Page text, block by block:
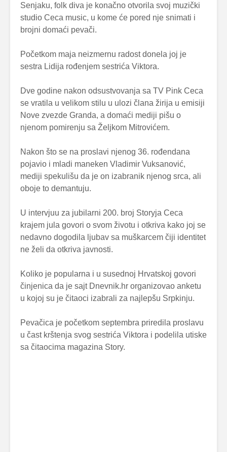
Senjaku, folk diva je konačno otvorila svoj muzički
studio Ceca music, u kome će pored nje snimati i
brojni domaći pevači.
Početkom maja neizmernu radost donela joj je
sestra Lidija rođenjem sestrića Viktora.
Dve godine nakon odsustvovanja sa TV Pink Ceca
se vratila u velikom stilu u ulozi člana žirija u emisiji
Nove zvezde Granda, a domaći mediji pišu o
njenom pomirenju sa Željkom Mitrovićem.
Nakon što se na proslavi njenog 36. rođendana
pojavio i mladi maneken Vladimir Vuksanović,
mediji spekulišu da je on izabranik njenog srca, ali
oboje to demantuju.
U intervjuu za jubilarni 200. broj Storyja Ceca
krajem jula govori o svom životu i otkriva kako joj se
nedavno dogodila ljubav sa muškarcem čiji identitet
ne želi da otkriva javnosti.
Koliko je popularna i u susednoj Hrvatskoj govori
činjenica da je sajt Dnevnik.hr organizovao anketu
u kojoj su je čitaoci izabrali za najlepšu Srpkinju.
Pevačica je početkom septembra priredila proslavu
u čast krštenja svog sestrića Viktora i podelila utiske
sa čitaocima magazina Story.